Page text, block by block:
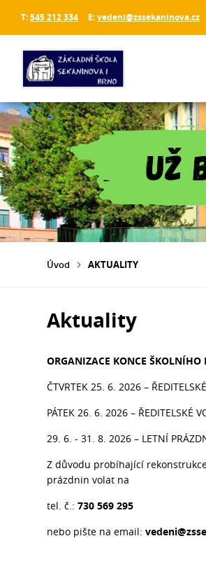
T:545 212 334 E:vedeni@zssekaninova.cz
Úvod AKTUALITY
Aktuality
ORGANIZACE KONCE ŠKOLNÍHO
ČTVRTEK 25. 6. 2026 –
PÁTEK 26. 6. 2026 – ŘEDITELSKÉ
29. 6. - 31. 8. 2026 – LETNÍ
Z důvodu probíhající
prázdnin volat na
tel. č.:730 569 295
nebo pište na email: